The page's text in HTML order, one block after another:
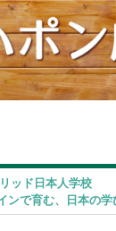
ッド日本人学校
ンで育む、日本の